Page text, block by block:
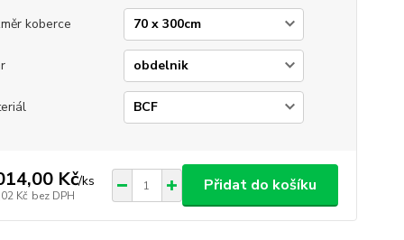
koberce
Kč/ks
Kč bez DPH
Přidat do košíku